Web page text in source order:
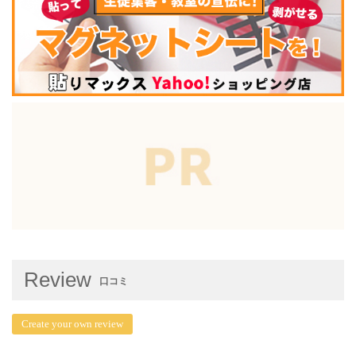
Review 口コミ
Create your own review